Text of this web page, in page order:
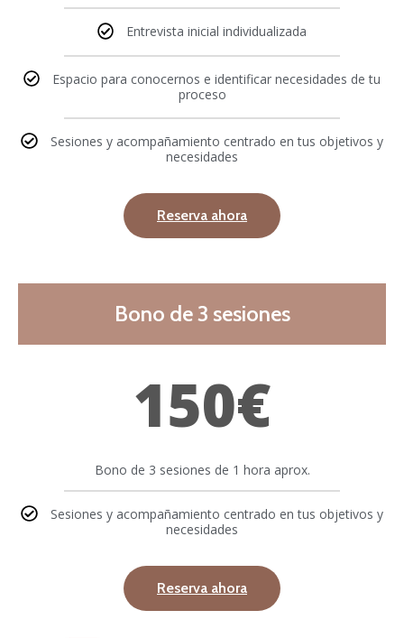
Entrevista inicial individualizada
Espacio para conocernos e identificar necesidades de tu
proceso
Sesiones y acompañamiento centrado en tus objetivos y
necesidades
Reserva ahora
Bono de 3 sesiones
150€
Bono de 3 sesiones de 1 hora aprox.
Sesiones y acompañamiento centrado en tus objetivos y
necesidades
Reserva ahora